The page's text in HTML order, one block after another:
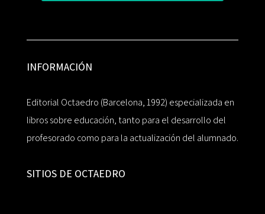
INFORMACIÓN
Editorial Octaedro (Barcelona, 1992) especializada en
libros sobre educación, tanto para el desarrollo del
profesorado como para la actualización del alumnado.
SITIOS DE OCTAEDRO